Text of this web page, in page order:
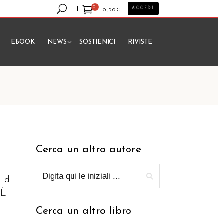
0
0,00€
prodotto nel carrello.
ACCEDI
EBOOK NEWS SOSTIENICI RIVISTE
di
Cerca un altro autore
Cerca un altro libro